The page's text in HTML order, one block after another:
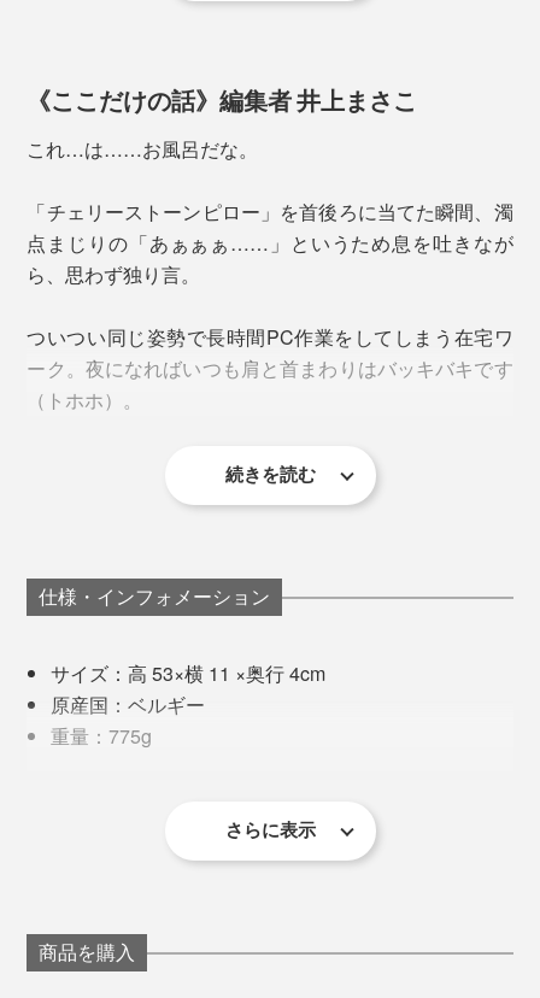
その気持ちよさを例えるなら、「湯船に浸かっているよ
うな感覚」です。
な蒸気となって体に伝わり、心までほどけるような温も
りに包まれます。
温浴”でほわ〜っと軽やかに。
《ここだけの話》編集者 井上まさこ
これ…は……お風呂だな。
「チェリーストーンピロー」を首後ろに当てた瞬間、濁
点まじりの「あぁぁぁ……」というため息を吐きなが
ら、思わず独り言。
ついつい同じ姿勢で長時間PC作業をしてしまう在宅ワ
ーク。夜になればいつも肩と首まわりはバッキバキです
（トホホ）。
慌てて首や腕を回してストレッチするも、なんだかずっ
そんな時、この“さくらんぼ温浴”が心と体に沁みるので
す。
15分ほど温めると、首まわりがふわんと軽くなった気が
する。脚のつけ根、腰、お尻、目元、足首、手首……ど
こに当てても、「うわぁ、そこそこ！」とため息が出ま
編集スタッフに試してもらったところ、全員が私と同じ
濁点まじりの「あぁぁぁ……」というため息を吐きなが
続きを読む
仕様・インフォメーション
サイズ：高 53×横 11 ×奥行 4cm
原産国：ベルギー
重量：775g
温めて使用する場合の目安時間：500Wの電子レンジ
《使用上のご注意》
さらに表示
商品を購入